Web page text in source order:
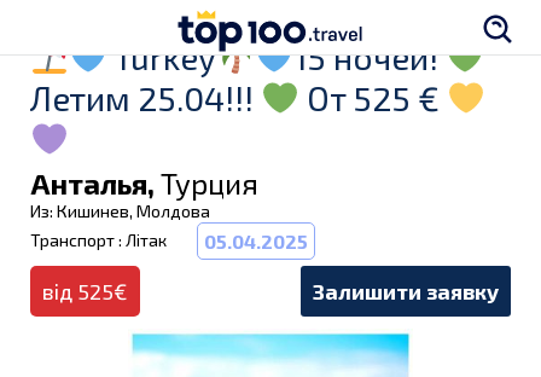
Turkey
15 ночей!
Летим 25.04!!!
От 525 €
Анталья, Турция
Из: Кишинев, Молдова
Транспорт : Літак
05.04.2025
від 525€ Залишити заявку